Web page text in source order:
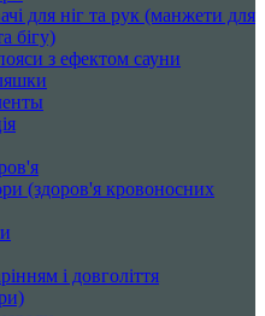
для ніг та рук (манжети для
бігу)
з ефектом сауни
(здоров'я кровоносних
і довголіття